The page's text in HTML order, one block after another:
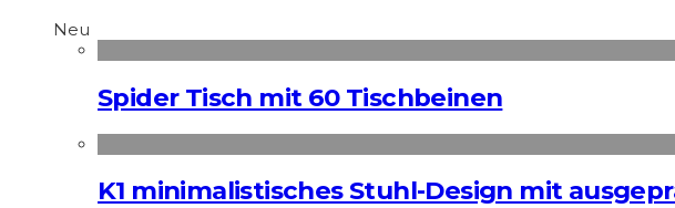
Neu
Spider Tisch mit 60 Tischbeinen
K1 minimalistisches Stuhl-Design mit